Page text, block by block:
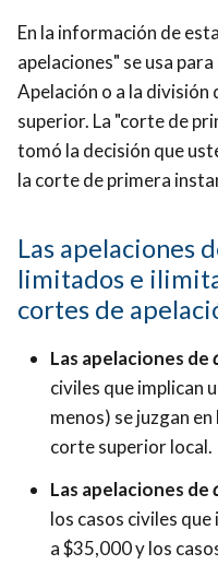
En la información de
apelaciones" se usa
Apelación o a la división
superior. La "corte de
tomó la decisión que
la corte de primera
Las apelaciones
limitados e
cortes de
Las apelaciones de
civiles que implican
menos) se juzgan
corte superior local.
Las apelaciones de
los casos civiles
a $35,000 y los